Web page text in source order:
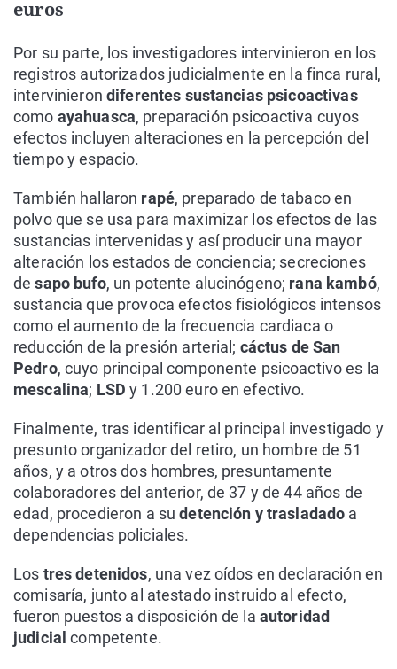
euros
Por su parte, los investigadores intervinieron en los
registros autorizados judicialmente en la finca rural,
intervinieron diferentes sustancias psicoactivas
como ayahuasca, preparación psicoactiva cuyos
efectos incluyen alteraciones en la percepción del
tiempo y espacio.
También hallaron rapé, preparado de tabaco en
polvo que se usa para maximizar los efectos de las
sustancias intervenidas y así producir una mayor
alteración los estados de conciencia; secreciones
desapo bufo, un potente alucinógeno; rana kambó,
sustancia que provoca efectos fisiológicos intensos
como el aumento de la frecuencia cardiaca o
reducción de la presión arterial; cáctus de San
Pedro, cuyo principal componente psicoactivo es la
mescalina; LSD y 1.200 euro en efectivo.
Finalmente, tras identificar al principal investigado y
presunto organizador del retiro, un hombre de 51
años, y a otros dos hombres, presuntamente
colaboradores del anterior, de 37 y de 44 años de
edad, procedieron a sudetención y trasladado a
dependencias policiales.
Los tres detenidos, una vez oídos en declaración en
comisaría, junto al atestado instruido al efecto,
fueron puestos a disposición de la autoridad
judicial competente.